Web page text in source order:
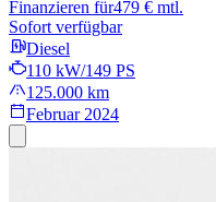
Finanzieren für479 € mtl.
Sofort verfügbar
Diesel
110 kW/149 PS
125.000 km
Februar 2024